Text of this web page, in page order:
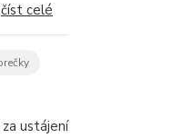
číst celé
ustájení